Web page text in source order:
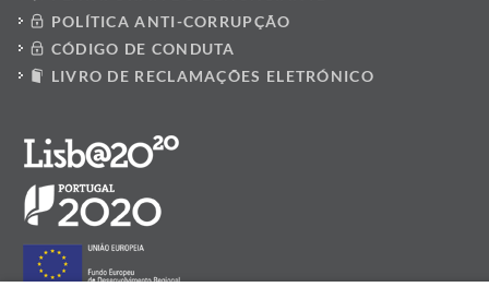
POLÍTICA ANTI-CORRUPÇÃO
CÓDIGO DE CONDUTA
LIVRO DE RECLAMAÇÕES ELETRÓNICO